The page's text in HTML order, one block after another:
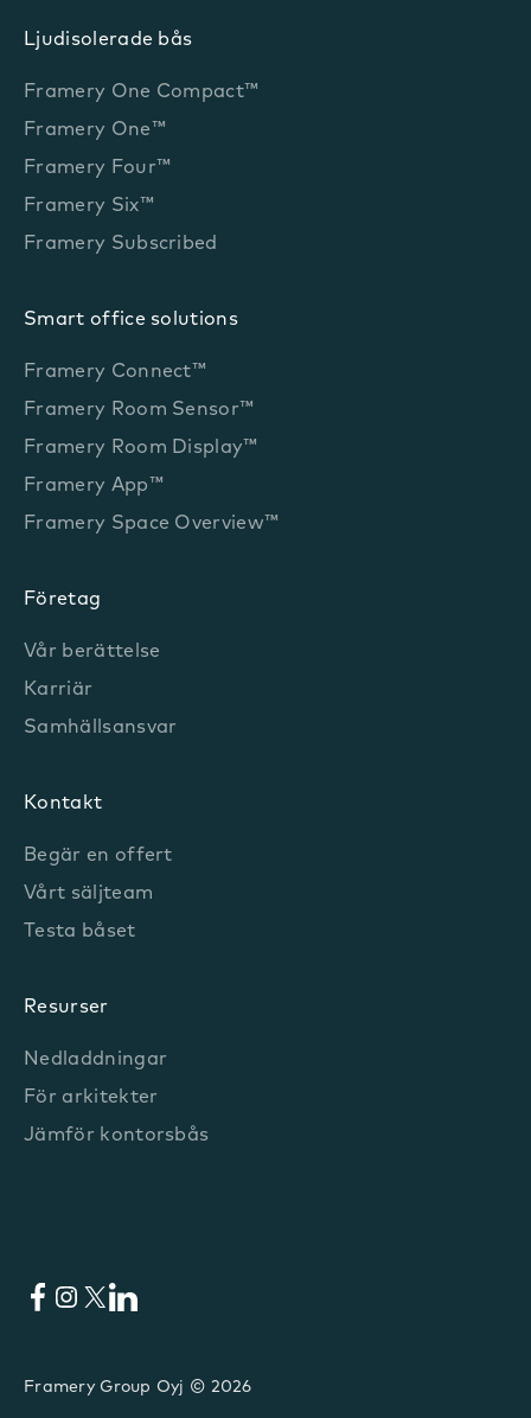
Ljudisolerade bås
Framery One Compact™
Framery One™
Framery Four™
Framery Six™
Framery Subscribed
Smart office solutions
Framery Connect™
Framery Room Sensor™
Framery Room Display™
Framery App™
Framery Space Overview™
Företag
Vår berättelse
Karriär
Samhällsansvar
Kontakt
Begär en offert
Vårt säljteam
Testa båset
Resurser
Nedladdningar
För arkitekter
Jämför kontorsbås
Facebook
Instagram
X LinkedIn
Framery Group Oyj © 2026